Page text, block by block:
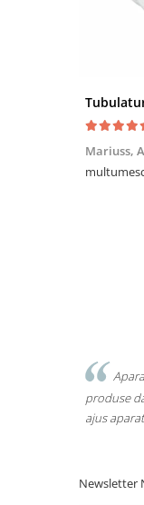
Mariuss,
produse
ajus
Newsletter